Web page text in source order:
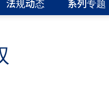
法规动态 系列专题